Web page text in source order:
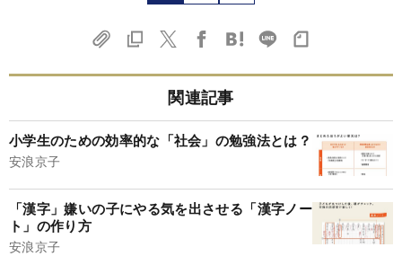
関連記事
小学生のための効率的な「社会」の勉強法とは？
安浪京子
「漢字」嫌いの子にやる気を出させる「漢字ノー
ト」の作り方
安浪京子